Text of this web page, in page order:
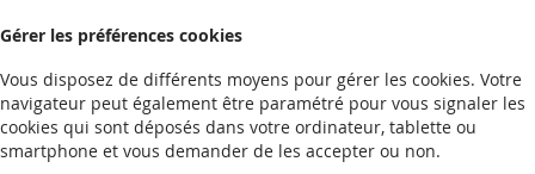
Gérer les préférences cookies
Vous disposez de différents moyens pour gérer les cookies. Votre
navigateur peut également être paramétré pour vous signaler les
cookies qui sont déposés dans votre ordinateur, tablette ou
smartphone et vous demander de les accepter ou non.